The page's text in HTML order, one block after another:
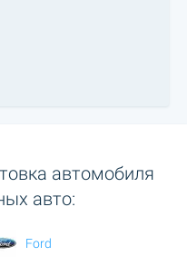
автомобиля
авто:
Ford